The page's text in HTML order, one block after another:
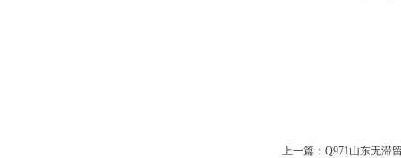
上一篇： Q971山东无滞